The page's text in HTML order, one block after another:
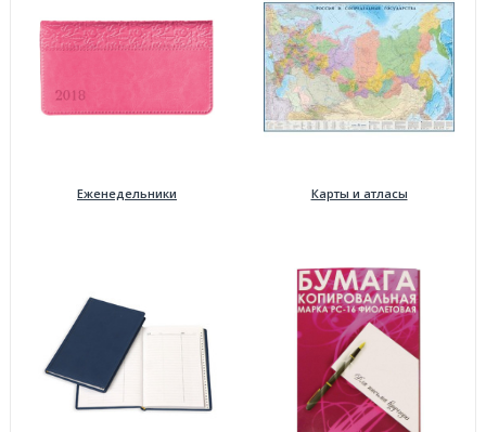
Еженедельники Карты и атласы